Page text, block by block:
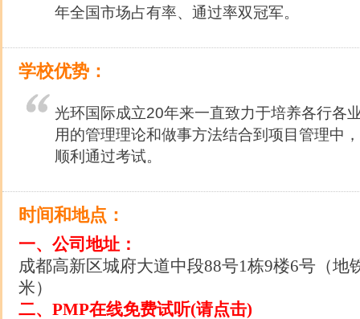
年全国市场占有率、通过率双冠军。
学校优势：
光环国际成立20年来一直致力于培养各行各
用的管理理论和做事方法结合到项目管理中
顺利通过考试。
时间和地点：
一、公司地址：
成都高新区城府大道中段88号1栋9楼6号（地
米）
二、PMP在线免费试听(请点击)